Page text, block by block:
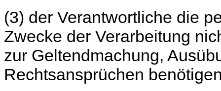
(3) der Verantwortliche die
Zwecke der Verarbeitung
zur Geltendmachung,
Rechtsansprüchen